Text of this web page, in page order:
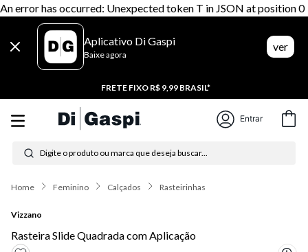
An error has occurred: Unexpected token T in JSON at position 0
Aplicativo Di Gaspi
Baixe agora
ver
20% CASHBACK
Entrar
Digite o produto ou marca que deseja buscar...
Feminino Calçados Rasteirinhas
Vizzano
Rasteira Slide Quadrada com Aplicação
Termos mais buscados
1º tênis feminino